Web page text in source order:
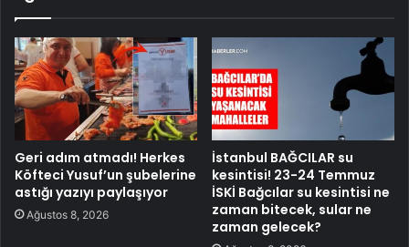
Geri adım atmadı! Herkes
Köfteci Yusuf’un şubelerine
astığı yazıyı paylaşıyor
Ağustos 8, 2026
İstanbul BAĞCILAR su
kesintisi! 23-24 Temmuz
İSKİ Bağcılar su kesintisi ne
zaman bitecek, sular ne
zaman gelecek?